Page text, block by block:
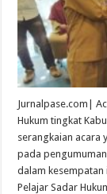
Jurnalpase.com|
Hukum tingkat
serangkaian acara
pada
dalam
Pelajar Sadar